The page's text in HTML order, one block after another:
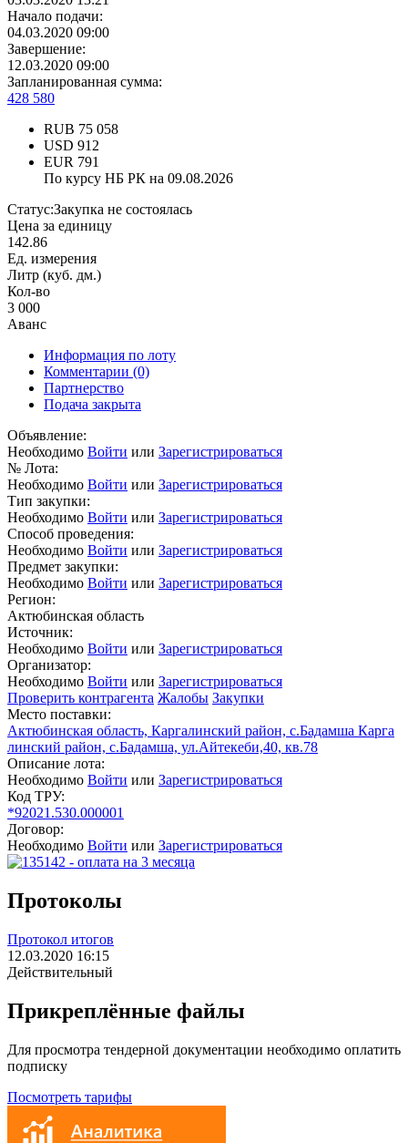
Начало подачи:
04.03.2020 09:00
Завершение:
12.03.2020 09:00
Запланированная сумма:
428 580
RUB 75 058
USD 912
EUR 791
По курсу НБ РК на 09.08.2026
Статус:Закупка не состоялась
Цена за единицу
142.86
Ед. измерения
Литр (куб. дм.)
Кол-во
3 000
Аванс
Информация по лоту
Комментарии (0)
Партнерство
Подача закрыта
Объявление:
Необходимо Войти или Зарегистрироваться
№ Лота:
Необходимо Войти или Зарегистрироваться
Тип закупки:
Необходимо Войти или Зарегистрироваться
Способ проведения:
Необходимо Войти или Зарегистрироваться
Предмет закупки:
Необходимо Войти или Зарегистрироваться
Регион:
Актюбинская область
Источник:
Необходимо Войти или Зарегистрироваться
Организатор:
Необходимо Войти или Зарегистрироваться
Проверить контрагента Жалобы Закупки
Место поставки:
Актюбинская область, Каргалинский район, с.Бадамша Карга
линский район, с.Бадамша, ул.Айтекеби,40, кв.78
Описание лота:
Необходимо Войти или Зарегистрироваться
Код ТРУ:
*92021.530.000001
Договор:
Необходимо Войти или Зарегистрироваться
Протоколы
Протокол итогов
12.03.2020 16:15
Действительный
Прикреплённые файлы
Для просмотра тендерной документации необходимо оплатить
подписку
Посмотреть тарифы